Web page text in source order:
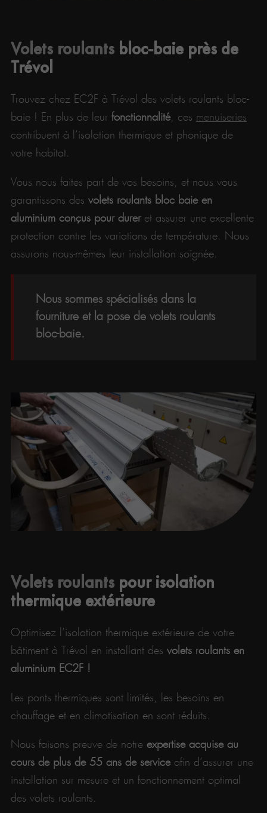
Volets roulants bloc-baie près de
Trévol
Trouvez chez EC2F à Trévol des volets roulants bloc-
baie ! En plus de leurfonctionnalité, ces menuiseries
contribuent à l’isolation thermique et phonique de
votre habitat.
Vous nous faites part de vos besoins, et nous vous
garantissons des volets roulants bloc baie en
aluminium conçus pour dureret assurer une excellente
protection contre les variations de température. Nous
assurons nous-mêmes leur installation soignée.
Nous sommes spécialisés dans la
fourniture et la pose de volets roulants
bloc-baie.
Volets roulants pour isolation
thermique extérieure
Optimisez l’isolation thermique extérieure de votre
bâtiment à Trévol en installant des volets roulants en
aluminium EC2F !
Les ponts thermiques sont limités, les besoins en
chauffage et en climatisation en sont réduits.
Nous faisons preuve de notreexpertise acquise au
cours de plus de 55 ans de serviceafin d’assurer une
installation sur mesure et un fonctionnement optimal
des volets roulants.